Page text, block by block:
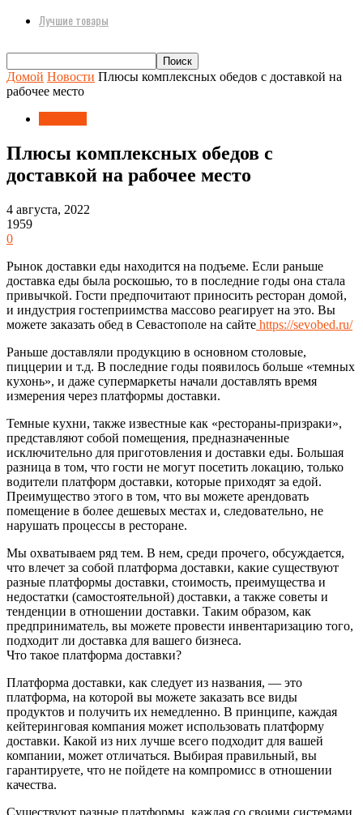
Лучшие товары
Домой Новости Плюсы комплексных обедов с доставкой на
рабочее место
Плюсы комплексных обедов с
доставкой на рабочее место
4 августа, 2022
1959
0
Рынок доставки еды находится на подъеме. Если раньше
доставка еды была роскошью, то в последние годы она стала
привычкой. Гости предпочитают приносить ресторан домой,
и индустрия гостеприимства массово реагирует на это. Вы
можете заказать обед в Севастополе на сайте https://sevobed.ru/
Раньше доставляли продукцию в основном столовые,
пиццерии и т.д. В последние годы появилось больше «темных
кухонь», и даже супермаркеты начали доставлять время
измерения через платформы доставки.
Темные кухни, также известные как «рестораны-призраки»,
представляют собой помещения, предназначенные
исключительно для приготовления и доставки еды. Большая
разница в том, что гости не могут посетить локацию, только
водители платформ доставки, которые приходят за едой.
Преимущество этого в том, что вы можете арендовать
помещение в более дешевых местах и, следовательно, не
нарушать процессы в ресторане.
Мы охватываем ряд тем. В нем, среди прочего, обсуждается,
что влечет за собой платформа доставки, какие существуют
разные платформы доставки, стоимость, преимущества и
недостатки (самостоятельной) доставки, а также советы и
тенденции в отношении доставки. Таким образом, как
предприниматель, вы можете провести инвентаризацию того,
подходит ли доставка для вашего бизнеса.
Что такое платформа доставки?
Платформа доставки, как следует из названия, — это
платформа, на которой вы можете заказать все виды
продуктов и получить их немедленно. В принципе, каждая
кейтеринговая компания может использовать платформу
доставки. Какой из них лучше всего подходит для вашей
компании, может отличаться. Выбирая правильный, вы
гарантируете, что не пойдете на компромисс в отношении
качества.
Существуют разные платформы, каждая со своими системами.